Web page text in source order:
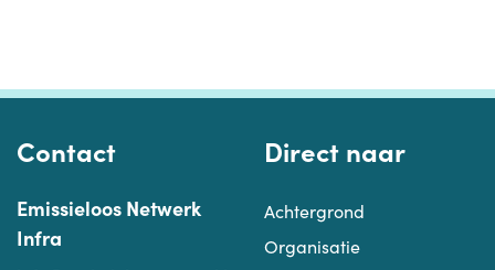
Contact
Emissieloos Netwerk
Infra
Direct naar
Achtergrond
Organisatie